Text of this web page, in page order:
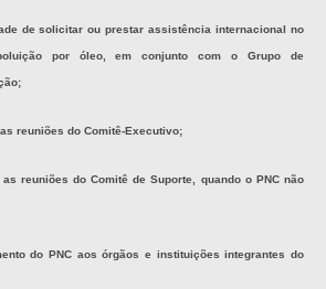
de solicitar ou prestar assistência internacional no
por óleo, em conjunto com o Grupo de
reuniões do Comitê-Executivo;
reuniões do Comitê de Suporte, quando o PNC não
do PNC aos órgãos e instituições integrantes do